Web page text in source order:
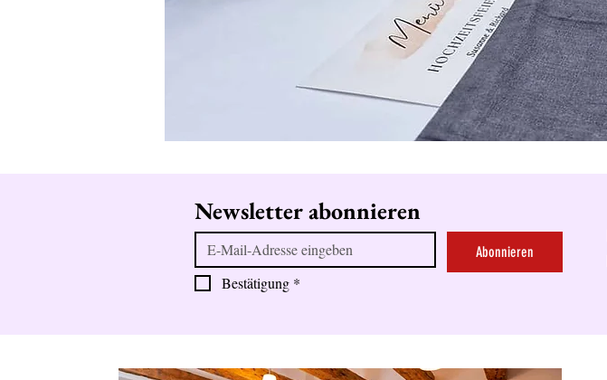
Newsletter abonnieren
Abonnieren
Bestätigung *